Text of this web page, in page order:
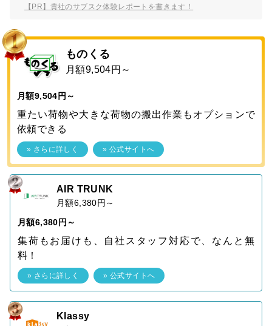
【PR】貴社のサブスク体験レポートを書きます！
ものくる
月額9,504円～
月額9,504円～
重たい荷物や大きな荷物の搬出作業もオプションで
依頼できる
» さらに詳しく » 公式サイトへ
AIR TRUNK
月額6,380円～
月額6,380円～
集荷もお届けも、自社スタッフ対応で、なんと無
料！
» さらに詳しく » 公式サイトへ
Klassy